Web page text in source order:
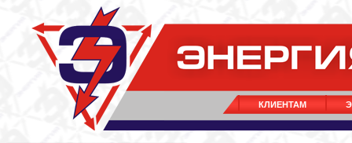
КЛИЕНТАМ